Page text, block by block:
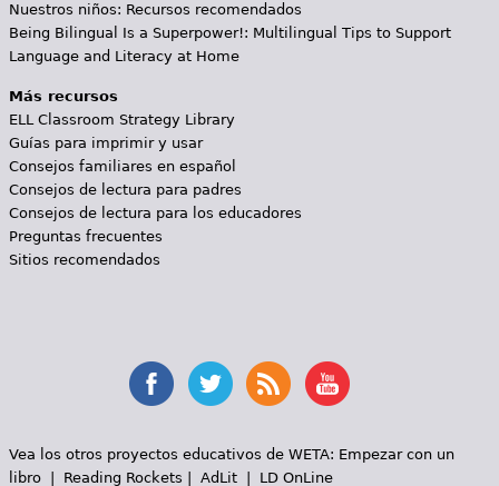
Nuestros niños: Recursos recomendados
Being Bilingual Is a Superpower!: Multilingual Tips to Support
Language and Literacy at Home
Más recursos
ELL Classroom Strategy Library
Guías para imprimir y usar
Consejos familiares en español
Consejos de lectura para padres
Consejos de lectura para los educadores
Preguntas frecuentes
Sitios recomendados
Vea los otros proyectos educativos de WETA: Empezar con un
libro| Reading Rockets | AdLit| LD OnLine